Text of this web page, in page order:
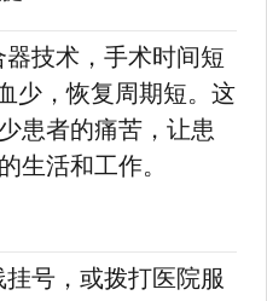
技术，手术时间短
少，恢复周期短。这
患者的痛苦，让患
生活和工作。
号，或拨打医院服